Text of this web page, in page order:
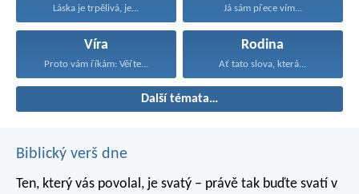
Láska je trpělivá, je... Já sám přece vím...
Víra
Proto vám říkám: Věřte...
Rodina
Ať tato slova, která...
Další témata…
Biblický verš dne
Ten, který vás povolal, je svatý – právě tak buďte svatí v